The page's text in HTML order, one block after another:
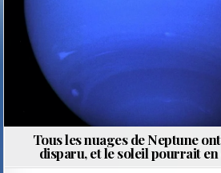
Tous les nuages de Neptune
disparu, et le soleil pourrait